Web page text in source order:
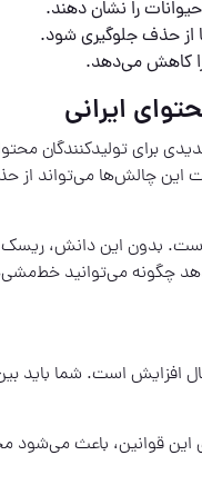
را نشان دهند.
از حذف جلوگیری شود.
کاهش می‌دهد.
ایرانی
برای تولیدکنندگان
این چالش‌ها می‌تواند از
است. بدون این دانش، ریسک
چگونه می‌توانید
افزایش است. شما باید
این قوانین، باعث